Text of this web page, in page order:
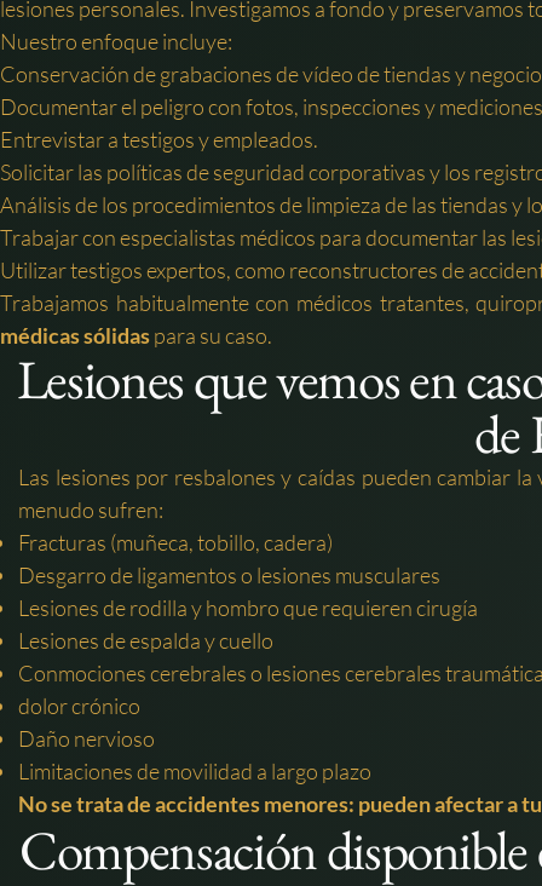
lesiones personales. Investigamos a fondo y preservamos
Nuestro enfoque incluye:
Conservación de grabaciones de vídeo de tiendas y
Documentar el peligro con fotos, inspecciones y
Entrevistar a testigos y empleados.
Solicitar las políticas de seguridad corporativas y los
Análisis de los procedimientos de limpieza de las tiendas y
Trabajar con especialistas médicos para documentar las
Utilizar testigos expertos, como reconstructores de
Trabajamos habitualmente con médicos tratantes,
médicas sólidaspara su caso.
Lesiones que vemos en
de
Las lesiones por resbalones y caídas pueden cambiar
menudo sufren:
Fracturas (muñeca, tobillo, cadera)
Desgarro de ligamentos o lesiones musculares
Lesiones de rodilla y hombro que requieren cirugía
Lesiones de espalda y cuello
Conmociones cerebrales o lesiones cerebrales
dolor crónico
Daño nervioso
Limitaciones de movilidad a largo plazo
No se trata de accidentes menores: pueden afectar a
Compensación disponible